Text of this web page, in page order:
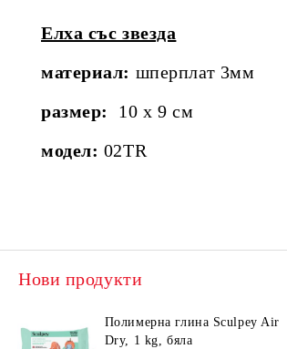
Елха със звезда
материaл: шперплат 3мм
размер:
10 x 9 см
модел: 02TR
Нови продукти
Полимерна глина Sculpey Air
Dry, 1 kg, бяла